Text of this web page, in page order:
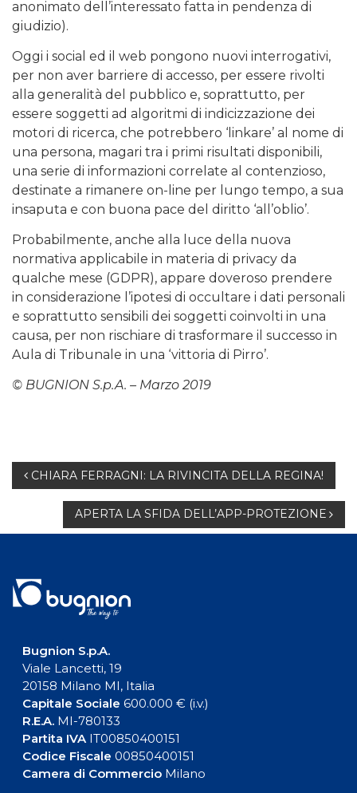
anonimato dell’interessato fatta in pendenza di
giudizio).
Oggi i social ed il web pongono nuovi interrogativi,
per non aver barriere di accesso, per essere rivolti
alla generalità del pubblico e, soprattutto, per
essere soggetti ad algoritmi di indicizzazione dei
motori di ricerca, che potrebbero ‘linkare’ al nome di
una persona, magari tra i primi risultati disponibili,
una serie di informazioni correlate al contenzioso,
destinate a rimanere on-line per lungo tempo, a sua
insaputa e con buona pace del diritto ‘all’oblio’.
Probabilmente, anche alla luce della nuova
normativa applicabile in materia di privacy da
qualche mese (GDPR), appare doveroso prendere
in considerazione l’ipotesi di occultare i dati personali
e soprattutto sensibili dei soggetti coinvolti in una
causa, per non rischiare di trasformare il successo in
Aula di Tribunale in una ‘vittoria di Pirro’.
© BUGNION S.p.A. – Marzo 2019
Navigazione
articoli
CHIARA FERRAGNI: LA RIVINCITA DELLA REGINA!
APERTA LA SFIDA DELL’APP-PROTEZIONE
Bugnion S.p.A.
Viale Lancetti, 19
20158 Milano MI, Italia
Capitale Sociale 600.000 € (i.v.)
R.E.A.MI-780133
Partita IVAIT00850400151
Codice Fiscale 00850400151
Camera di CommercioMilano